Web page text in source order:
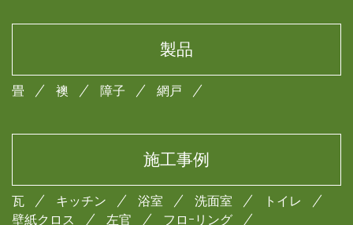
製品
畳 襖 障子 網戸
施工事例
瓦 キッチン 浴室 洗面室
トイレ
壁紙クロス
左官
フロｰリング